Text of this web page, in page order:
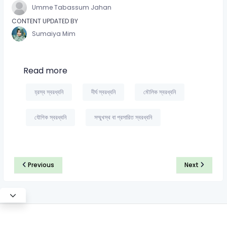
Umme Tabassum Jahan
CONTENT UPDATED BY
Sumaiya Mim
Read more
হ্রস্ব স্বরধ্বনি দীর্ঘ স্বরধ্বনি মৌলিক স্বরধ্বনি
যৌগিক স্বরধ্বনি সম্মুখস্থ বা প্রসারিত স্বরধ্বনি
Previous Next